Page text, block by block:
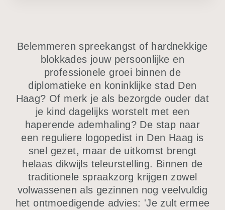
Belemmeren spreekangst of hardnekkige
blokkades jouw persoonlijke en
professionele groei binnen de
diplomatieke en koninklijke stad Den
Haag? Of merk je als bezorgde ouder dat
je kind dagelijks worstelt met een
haperende ademhaling? De stap naar
een reguliere logopedist in Den Haag is
snel gezet, maar de uitkomst brengt
helaas dikwijls teleurstelling. Binnen de
traditionele spraakzorg krijgen zowel
volwassenen als gezinnen nog veelvuldig
het ontmoedigende advies: 'Je zult ermee